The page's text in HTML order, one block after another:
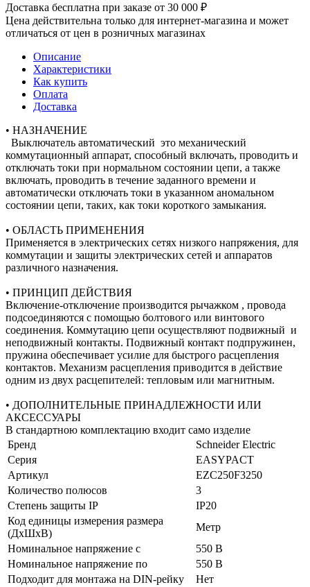
Доставка бесплатна при заказе от 30 000 ₽
Цена действительна только для интернет-магазина и может
отличаться от цен в розничных магазинах
Описание
Характеристики
Как купить
Оплата
Доставка
• НАЗНАЧЕНИЕ
Выключатель автоматический это механический
коммутационный аппарат, способный включать, проводить и
отключать токи при нормальном состоянии цепи, а также
включать, проводить в течение заданного времени и
автоматически отключать токи в указанном аномальном
состоянии цепи, таких, как токи короткого замыкания.
• ОБЛАСТЬ ПРИМЕНЕНИЯ
Применяется в электрических сетях низкого напряжения, для
коммутации и защиты электрических сетей и аппаратов
различного назначения.
• ПРИНЦИП ДЕЙСТВИЯ
Включение-отключение производится рычажком , провода
подсоединяются с помощью болтового или винтового
соединения. Коммутацию цепи осуществляют подвижный и
неподвижный контакты. Подвижный контакт подпружинен,
пружина обеспечивает усилие для быстрого расцепления
контактов. Механизм расцепления приводится в действие
одним из двух расцепителей: тепловым или магнитным.
• ДОПОЛНИТЕЛЬНЫЕ ПРИНАДЛЕЖНОСТИ ИЛИ
АКСЕССУАРЫ
В стандартною комплектацию входит само изделие
Бренд
Schneider Electric
Серия
EASYPACT
Артикул
EZC250F3250
Количество полюсов
3
Степень защиты IP
IP20
Код единицы измерения размера
(ДхШхВ)
Метр
Номинальное напряжение с
550 В
Номинальное напряжение по
550 В
Подходит для монтажа на DIN-рейку
Нет